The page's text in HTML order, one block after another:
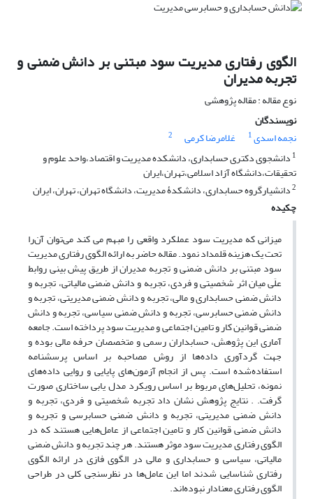
الگوی رفتاری مدیریت سود مبتنی بر دانش ضمنی و
تجربه مدیران
نوع مقاله : مقاله پژوهشی
نویسندگان
نجمه اسدی1 غلامرضا کرمی
2
1 دانشجوی دکتری حسابداری، دانشکده مدیریت و اقتصاد،واحد علوم و
تحقیقات،دانشگاه آزاد اسلامی،تهران،ایران
2دانشیارگروه حسابداری، دانشکدۀ مدیریت، دانشگاه تهران، تهران، ایران
چکیده
میزانی که مدیریت سود عملکرد واقعی را مبهم می کند می‌توان آن‌را
تحت یک هزینه قلمداد نمود‌. مقاله حاضر به ارائه الگوی رفتاری مدیریت
سود مبتنی بر دانش ضمنی و تجربه مدیران از طریق پیش بینی روابط
علَی میان اثر شخصیتی و فردی، تجربه و دانش ضمنی مالیاتی، تجربه و
دانش ضمنی حسابداری و مالی، تجربه و دانش ضمنی مدیریتی، تجربه و
دانش ضمنی حسابرسی، تجربه و دانش ضمنی سیاسی، تجربه و دانش
ضمنی قوانین کار و تامین اجتماعی و مدیریت سود پرداخته است. جامعه
آماری این پژوهش، حسابداران رسمی و متخصصان حرفه مالی بوده و
جهت گردآوری داده‌ها از روش مصاحبه بر اساس پرسشنامه
استفاده‌شده است. پس از انجام آزمون‌های پایایی و روایی داده‌های
نمونه، تحلیل‌های مربوط بر اساس رویکرد مدل یابی ساختاری صورت
گرفت. . نتایج پژوهش نشان داد تجربه شخصیتی و فردی، تجربه و
دانش ضمنی مدیریتی، تجربه و دانش ضمنی حسابرسی و تجربه و
دانش ضمنی قوانین کار و تامین اجتماعی از عامل‌هایی هستند که در
الگوی رفتاری مدیریت سود موثر هستند. هر چند تجربه و دانش ضمنی
مالیاتی، سیاسی و حسابداری و مالی در الگوی فازی در ارائه الگوی
رفتاری شناسایی شدند اما این عامل‌ها در نظرسنجی کلی در طراحی
الگوی رفتاری معنادار نبوده‌اند.